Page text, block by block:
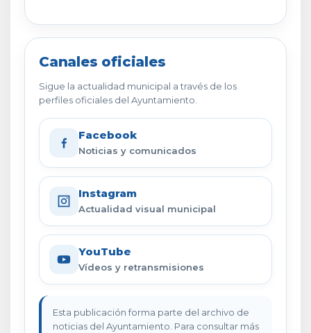
Canales oficiales
Sigue la actualidad municipal a través de los
perfiles oficiales del Ayuntamiento.
Facebook
Noticias y comunicados
Instagram
Actualidad visual municipal
YouTube
Vídeos y retransmisiones
Esta publicación forma parte del archivo de
noticias del Ayuntamiento. Para consultar más